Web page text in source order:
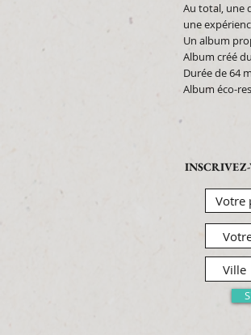
Au total, une
une
Un album
Album créé
Durée de 64
Album éco-